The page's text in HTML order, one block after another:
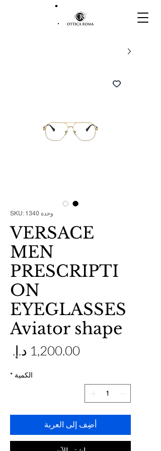
وحدة SKU: 1340
VERSACE
MEN
PRESCRIPTI
ON
EYEGLASSES
Aviator shape
الكمية *
أضِف إلى العربة